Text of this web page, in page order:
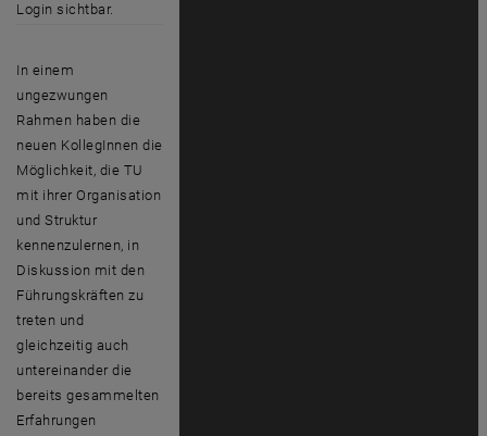
Login sichtbar.
In einem
ungezwungen
Rahmen haben die
neuen KollegInnen die
Möglichkeit, die TU
mit ihrer Organisation
und Struktur
kennenzulernen, in
Diskussion mit den
Führungskräften zu
treten und
gleichzeitig auch
untereinander die
bereits gesammelten
Erfahrungen